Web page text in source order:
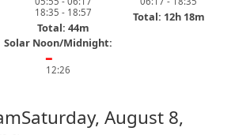
18:35 - 18:57
Total: 44m
Total: 12h 18m
Solar Noon/Midnight:
━
12:26
Saturday, August 8,